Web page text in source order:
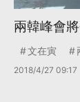
兩韓峰會
文在寅
2018/4/27 09:17